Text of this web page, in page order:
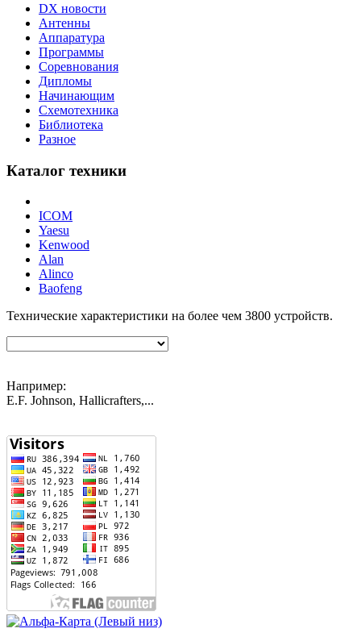
DX новости
Антенны
Аппаратура
Программы
Соревнования
Дипломы
Начинающим
Схемотехника
Библиотека
Разное
Каталог техники
ICOM
Yaesu
Kenwood
Alan
Alinco
Baofeng
Технические характеристики на более чем 3800 устройств.
Например:
E.F. Johnson, Hallicrafters,...